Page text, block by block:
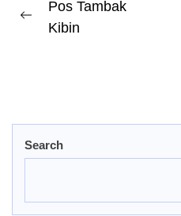
Post
navigation
Previous
Pos Tambak
Kibin
Search